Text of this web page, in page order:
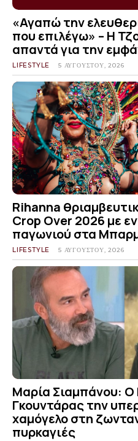
«Αγαπώ την
που επιλέγω» – Η
απαντά για την
LIFESTYLE 5 ΑΥΓΟΎΣΤΟΥ, 2026
Rihanna
Crop Over 2026 με
παγωνιού στα
LIFESTYLE 5 ΑΥΓΟΎΣΤΟΥ, 2026
Μαρία Σιαμπάνου: Ο
Γκουντάρας την
χαμόγελο στη
πυρκαγιές